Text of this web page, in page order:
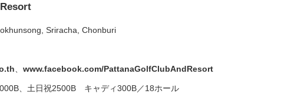
Sriracha, Chonburi
www.facebook.com/PattanaGolfClubAndResort
、土日祝2500B キャディ300B／18ホール